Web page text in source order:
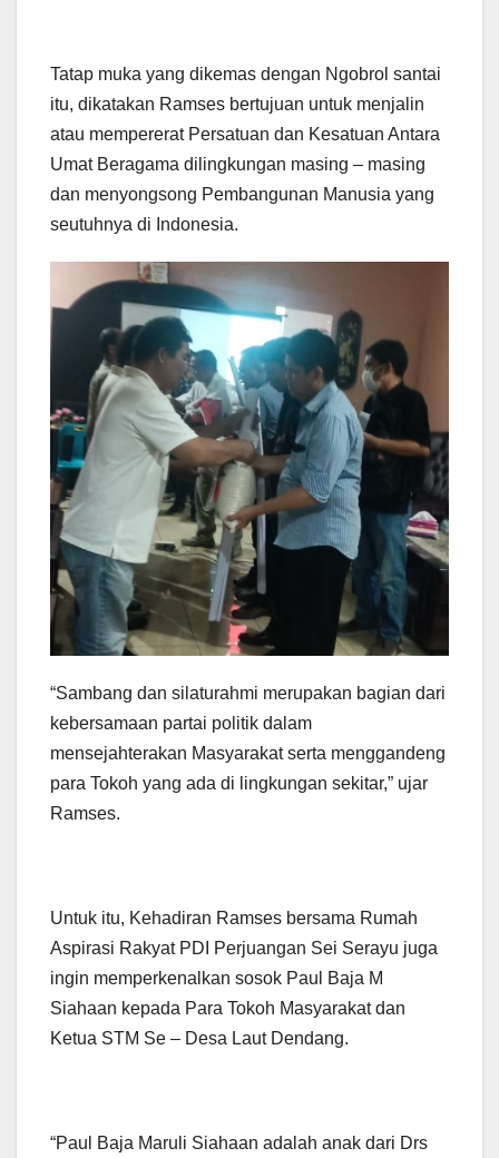
Tatap muka yang dikemas dengan Ngobrol santai
itu, dikatakan Ramses bertujuan untuk menjalin
atau mempererat Persatuan dan Kesatuan Antara
Umat Beragama dilingkungan masing – masing
dan menyongsong Pembangunan Manusia yang
seutuhnya di Indonesia.
“Sambang dan silaturahmi merupakan bagian dari
kebersamaan partai politik dalam
mensejahterakan Masyarakat serta menggandeng
para Tokoh yang ada di lingkungan sekitar,” ujar
Ramses.
Untuk itu, Kehadiran Ramses bersama Rumah
Aspirasi Rakyat PDI Perjuangan Sei Serayu juga
ingin memperkenalkan sosok Paul Baja M
Siahaan kepada Para Tokoh Masyarakat dan
Ketua STM Se – Desa Laut Dendang.
“Paul Baja Maruli Siahaan adalah anak dari Drs